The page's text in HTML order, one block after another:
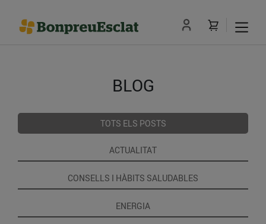
BLOG
TOTS ELS POSTS
ACTUALITAT
CONSELLS I HÀBITS SALUDABLES
ENERGIA